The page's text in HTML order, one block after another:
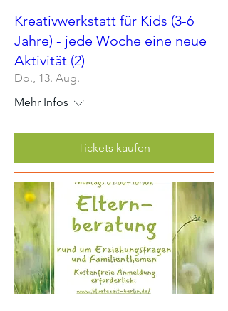
Kreativwerkstatt für Kids (3-6
Jahre) - jede Woche eine neue
Aktivität (2)
Do., 13. Aug.
Mehr Infos
Tickets kaufen